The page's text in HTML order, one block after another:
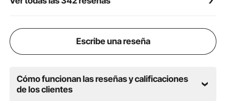
Escribe una reseña
Cómo funcionan las reseñas y calificaciones
de los clientes